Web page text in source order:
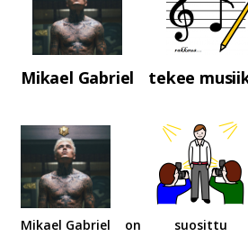
Mikael Gabriel tekee
Mikael Gabriel on suosittu